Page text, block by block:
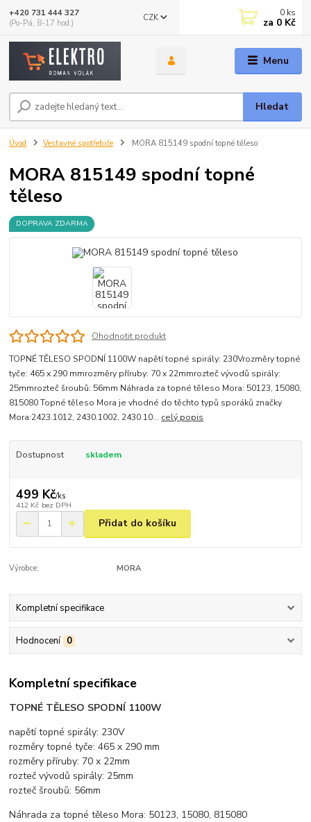
Menu
CZK
Hledat
+420 731 444 327
(Po-Pá, 8-17 hod.)
0 ks
za 0 Kč
Úvod Vestavné spotřebiče MORA 815149 spodní topné těleso
MORA 815149 spodní topné
těleso
DOPRAVA ZDARMA
Ohodnotit produkt
TOPNÉ TĚLESO SPODNÍ 1100W napětí topné spirály: 230Vrozměry topné
tyče: 465 x 290 mmrozměry příruby: 70 x 22mmrozteč vývodů spirály:
25mmrozteč šroubů: 56mm Náhrada za topné těleso Mora: 50123, 15080,
815080 Topné těleso Mora je vhodné do těchto typů sporáků značky
Mora:2423.1012, 2430.1002, 2430.10... celý popis
Dostupnost skladem
499 Kč/ks
412 Kč bez DPH
Přidat do košíku
Výrobce: MORA
Kompletní specifikace
Hodnocení 0
Kompletní specifikace
TOPNÉ TĚLESO SPODNÍ 1100W
napětí topné spirály: 230V
rozměry topné tyče: 465 x 290 mm
rozměry příruby: 70 x 22mm
rozteč vývodů spirály: 25mm
rozteč šroubů: 56mm
Náhrada za topné těleso Mora: 50123, 15080, 815080